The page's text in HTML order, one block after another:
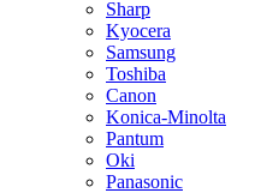
Sharp
Kyocera
Samsung
Toshiba
Canon
Konica-Minolta
Pantum
Oki
Panasonic